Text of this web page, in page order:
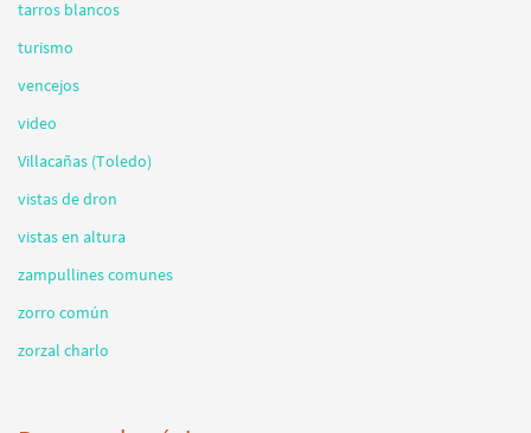
tarros blancos
turismo
vencejos
video
Villacañas (Toledo)
vistas de dron
vistas en altura
zampullines comunes
zorro común
zorzal charlo